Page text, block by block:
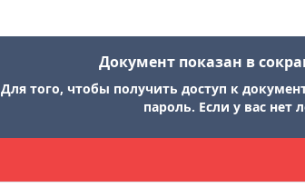
Документ показан в
Для того, чтобы получить доступ к
пароль. Если у вас нет